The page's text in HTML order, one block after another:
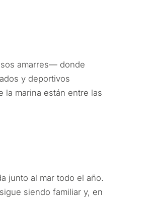
amarres— donde
y deportivos
la marina están entre las
junto al mar todo el año.
siendo familiar y, en